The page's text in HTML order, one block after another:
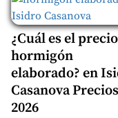
¿Cuál es el
hormigón
elaborado? en
Casanova Precios
2026